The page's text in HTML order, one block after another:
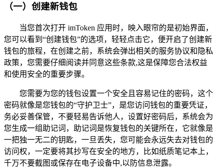
（一）创建新钱包
当您首次打开 imToken 应用时，映入眼帘的是初始界面，
您可以看到“创建钱包”的选项，轻轻点击它，便开启了创建新
钱包的旅程，在创建之前，系统会弹出相关的服务协议和隐私
政策，您需要仔细阅读并同意这些条款,这是保障您合法权益
和使用安全的重要步骤。
您需要为您的钱包设置一个安全且容易记住的密码，这个
密码就像是您钱包的“守护卫士”，是您访问钱包的重要凭证，
务必妥善保管，不要轻易告诉他人，设置好密码后，系统会为
您生成一组助记词，助记词是恢复钱包的关键所在，它就像是
一把独一无二的钥匙，一旦丢失，您可能会永远失去对钱包的
访问权，一定要将其抄写在安全的地方，比如纸质笔记本上，
千万不要截图或保存在电子设备中,以防信息泄露。